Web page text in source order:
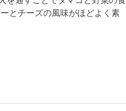
とチーズの風味がほどよく素